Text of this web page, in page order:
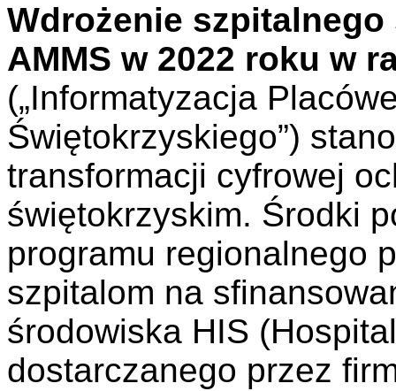
Wdrożenie
AMMS w 2022 roku w
(„Informatyzacja
Świętokrzyskiego”)
transformacji cyfrowej
świętokrzyskim. Środki
programu regionalnego
szpitalom na
środowiska HIS
dostarczanego przez